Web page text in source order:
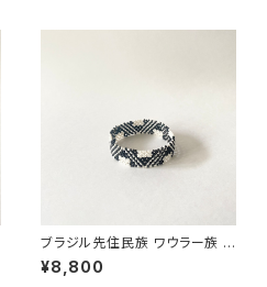
ブラジル先住民族 ワウラー族 ビ
ーズブレスレット 1.5cm幅 内周
15cm
¥8,800